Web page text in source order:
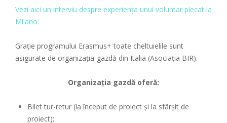
Vezi aici un interviu despre experiența unui voluntar plecat la
Milano.
Grație programului Erasmus+ toate cheltuielile sunt
asigurate de organizația-gazdă din Italia (Asociaţia BIR).
Organizația gazdă oferă:
Bilet tur-retur (la început de proiect și la sfârșit de
proiect);